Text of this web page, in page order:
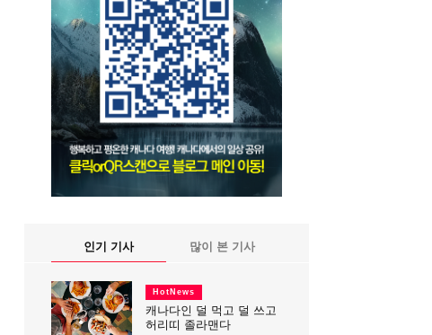
인기 기사 많이 본 기사
HotNews
캐나다인 덜 먹고 덜 쓰고
허리띠 졸라맨다